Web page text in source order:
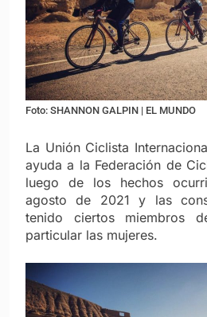
Foto: SHANNON GALPIN | EL MUNDO
La Unión Ciclista
ayuda a la Federación de
luego de los hechos
agosto de 2021 y las
tenido ciertos miembros
particular las mujeres.